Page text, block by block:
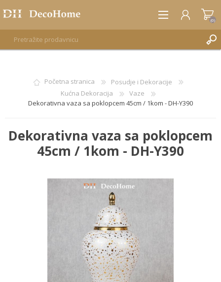
REGISTRUJTE SE
(0)
Početna stranica
Posudje i Dekoracije
Kućna Dekoracija
Vaze
Dekorativna vaza sa poklopcem 45cm / 1kom - DH-Y390
Dekorativna vaza sa poklopcem
45cm / 1kom - DH-Y390